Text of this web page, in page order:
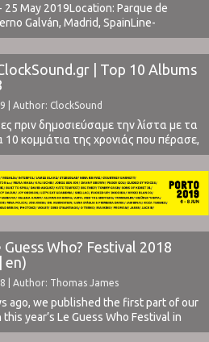
25 May 2019Location: Parque de
Galván, Madrid, SpainLine-
www.tomavistasfestival.comFacebook
| Top 10 Albums
| Author: ClockSound
πριν δημοσιεύσαμε την λίστα με τα
10 κομμάτια της χρονιάς που πέρασε,
την ψηφοφορία των συντακτών
Μπορείτε εδώ να δείτε όχι
αλλά και την διαδικασία που
η ομάδα μας για τη δημιουργία
η διαδικασία αυτή παραμένει η ίδια
Guess Who? Festival 2018
en)
| Author: Thomas James
ago, we published the first part of our
year’s Le Guess Who Festival in
it, we outlined our experiences from